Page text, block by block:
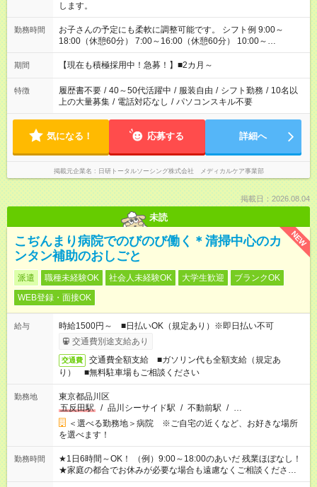
します。
勤務時間
お子さんの予定にも柔軟に調整可能です。 シフト例 9:00～
18:00（休憩60分） 7:00～16:00（休憩60分） 10:00～
19:00（休憩60分） ※Wワーク希望の方へ 今ご覧のお仕事で希
望する勤務時間と、もう1つのお仕事の勤務時間の合計が 週40
期間 【現在も積極採用中！急募！】■2カ月～
特徴 履歴書不要 / 40～50代活躍中 / 服装自由 / シフト勤務 / 10名以
上の大量募集 / 電話対応なし / パソコンスキル不要
気になる！ 応募する 詳細へ
掲載元企業名 日研トータルソーシング株式会社 メディカルケア事業部
掲載日：2026.08.04
未読
NEW
こぢんまり病院でのびのび働く＊清掃中心のカ
ンタン補助のおしごと
派遣 職種未経験OK 社会人未経験OK 大学生歓迎
ブランクOK
WEB登録・面接OK
給与
時給1500円～ ■日払いOK（規定あり）※即日払い不可
交通費別途支給あり
交通費
交通費全額支給 ■ガソリン代も全額支給（規定あ
り） ■無料駐車場もご相談ください
勤務地
東京都品川区
五反田駅
/ 品川シーサイド駅 / 不動前駅 / …
＜選べる勤務地＞病院 ※ご自宅の近くなど、お好きな場所
を選べます！
勤務時間
★1日6時間～OK！ （例）9:00～18:00のあいだ 残業ほぼなし！
★家庭の都合でお休みが必要な場合も遠慮なくご相談ください。
※シフトはご希望に合わせて調整可能です。 その他、 ＊週4日・